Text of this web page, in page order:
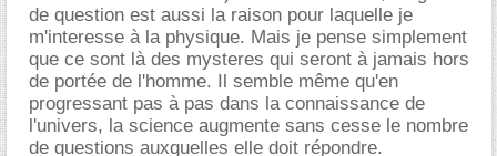
de question est aussi la raison pour laquelle je
m'interesse à la physique. Mais je pense simplement
que ce sont là des mysteres qui seront à jamais hors
de portée de l'homme. Il semble même qu'en
progressant pas à pas dans la connaissance de
l'univers, la science augmente sans cesse le nombre
de questions auxquelles elle doit répondre.